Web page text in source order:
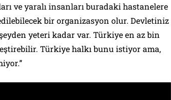
ve yaralı insanları buradaki hastanelere
bir organizasyon olur. Devletiniz
yeteri kadar var. Türkiye en az bin
Türkiye halkı bunu istiyor ama,